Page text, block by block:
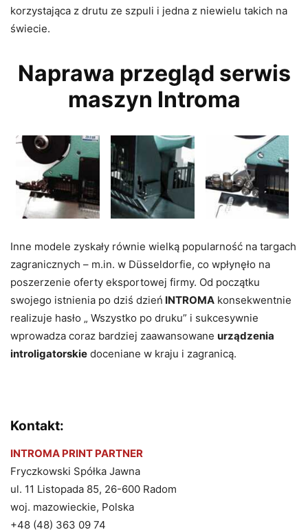
korzystająca z drutu ze szpuli i jedna z niewielu takich na
świecie.
Naprawa przegląd serwis
maszyn Introma
Inne modele zyskały równie wielką popularność na targach
zagranicznych – m.in. w Düsseldorfie, co wpłynęło na
poszerzenie oferty eksportowej firmy. Od początku
swojego istnienia po dziś dzień INTROMA konsekwentnie
realizuje hasło „ Wszystko po druku” i sukcesywnie
wprowadza coraz bardziej zaawansowane urządzenia
introligatorskie doceniane w kraju i zagranicą.
Kontakt:
INTROMA PRINT PARTNER
Fryczkowski Spółka Jawna
ul. 11 Listopada 85, 26-600 Radom
woj. mazowieckie, Polska
+48 (48) 363 09 74